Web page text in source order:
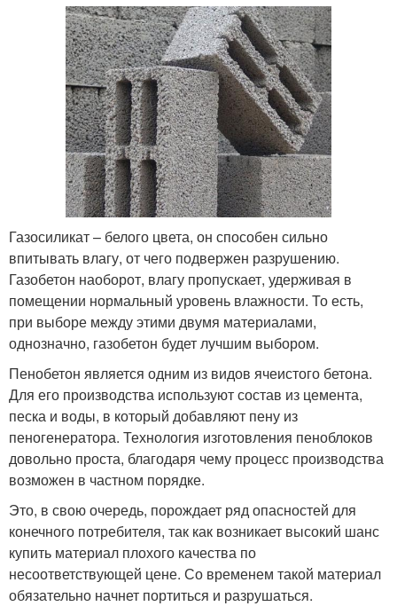
Газосиликат – белого цвета, он способен сильно
впитывать влагу, от чего подвержен разрушению.
Газобетон наоборот, влагу пропускает, удерживая в
помещении нормальный уровень влажности. То есть,
при выборе между этими двумя материалами,
однозначно, газобетон будет лучшим выбором.
Пенобетон является одним из видов ячеистого бетона.
Для его производства используют состав из цемента,
песка и воды, в который добавляют пену из
пеногенератора. Технология изготовления пеноблоков
довольно проста, благодаря чему процесс производства
возможен в частном порядке.
Это, в свою очередь, порождает ряд опасностей для
конечного потребителя, так как возникает высокий шанс
купить материал плохого качества по
несоответствующей цене. Со временем такой материал
обязательно начнет портиться и разрушаться.